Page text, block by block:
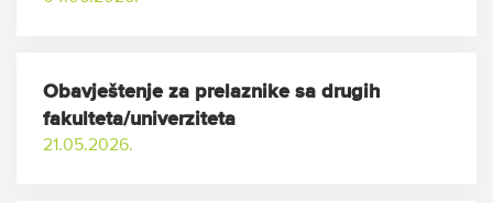
Obavještenje za prelaznike sa drugih
fakulteta/univerziteta
21.05.2026.